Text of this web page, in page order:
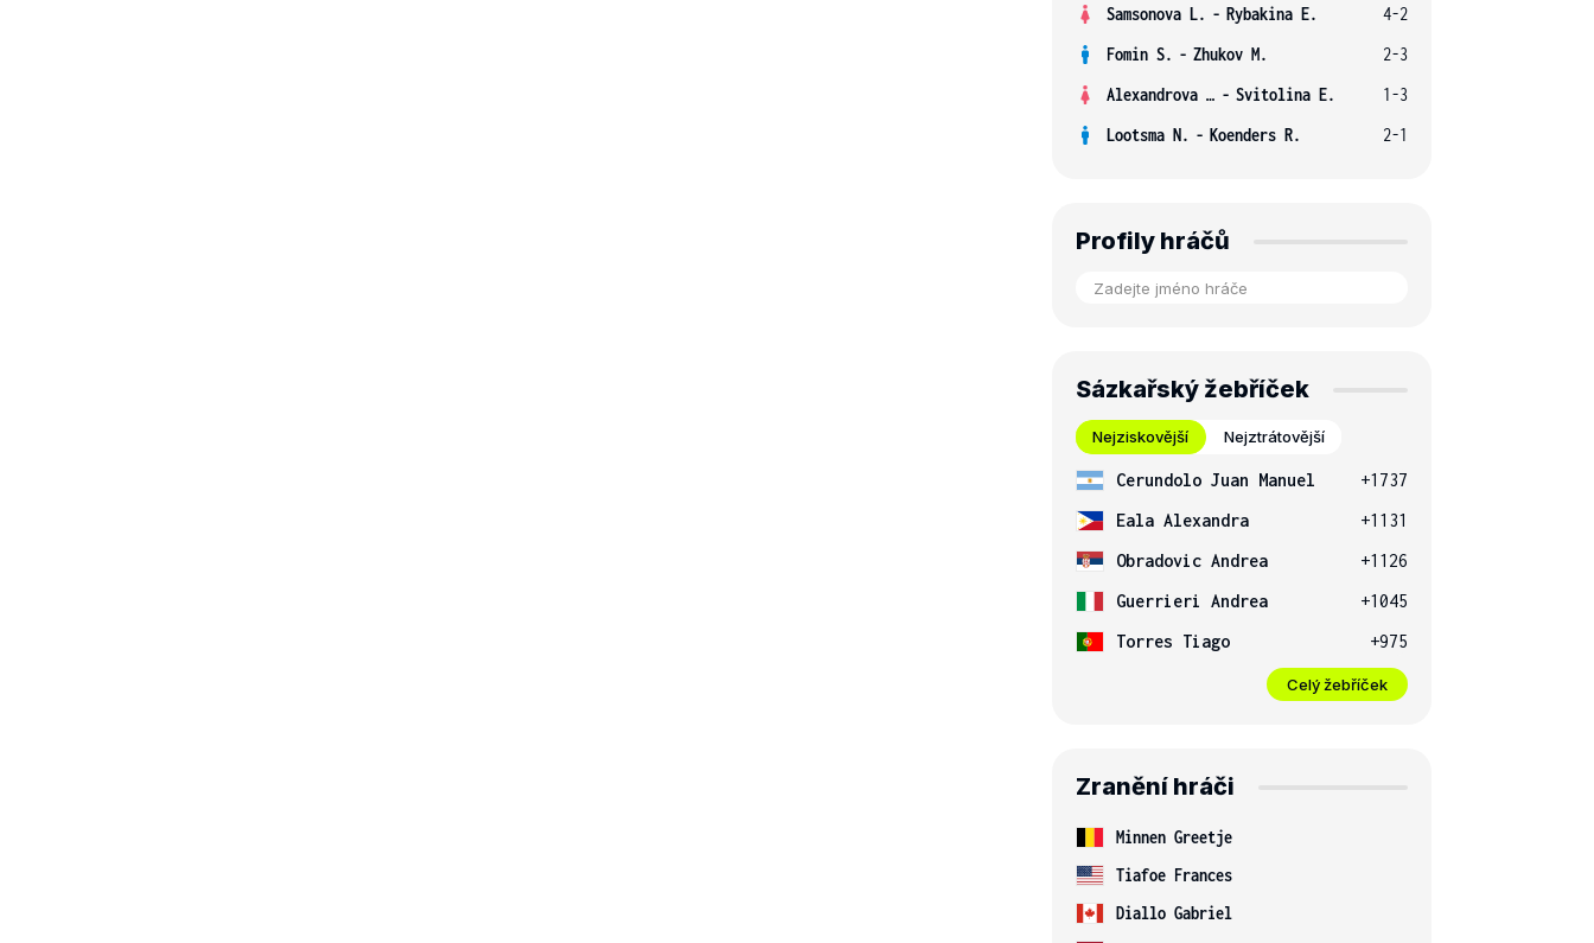
Samsonova L. - Rybakina E.
4-2
Fomin S. - Zhukov M.
2-3
Alexandrova E. - Svitolina E.
1-3
Lootsma N. - Koenders R. 2-1
Profily hráčů
Sázkařský žebříček
Nejziskovější Nejztrátovější
Cerundolo Juan Manuel
+1737
Eala Alexandra
+1131
Obradovic Andrea
+1126
Guerrieri Andrea
+1045
Torres Tiago
+975
Celý žebříček
Zranění hráči
Minnen Greetje
Tiafoe Frances
Diallo Gabriel